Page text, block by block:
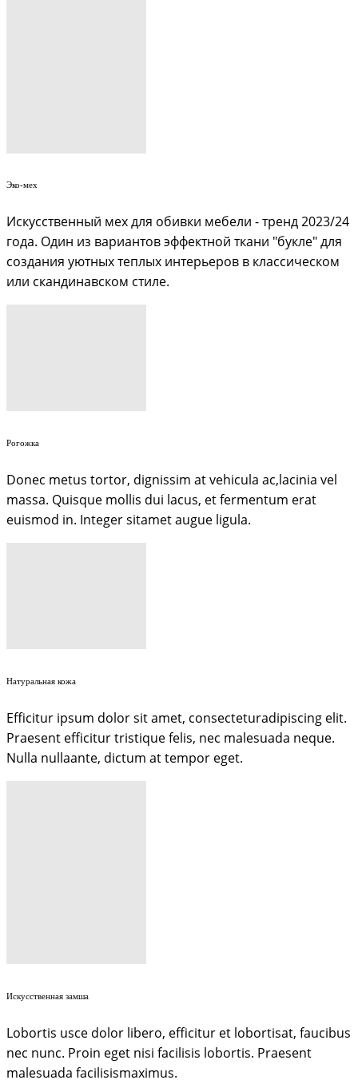
Эко-мех
Искусственный мех для обивки мебели - тренд 2023/24
года. Один из вариантов эффектной ткани "букле" для
создания уютных теплых интерьеров в классическом
или скандинавском стиле.
Рогожка
Donec metus tortor, dignissim at vehicula ac,lacinia vel
massa. Quisque mollis dui lacus, et fermentum erat
euismod in. Integer sitamet augue ligula.
Натуральная кожа
Efficitur ipsum dolor sit amet, consecteturadipiscing elit.
Praesent efficitur tristique felis, nec malesuada neque.
Nulla nullaante, dictum at tempor eget.
Искусственная замша
Lobortis usce dolor libero, efficitur et lobortisat, faucibus
nec nunc. Proin eget nisi facilisis lobortis. Praesent
malesuada facilisismaximus.